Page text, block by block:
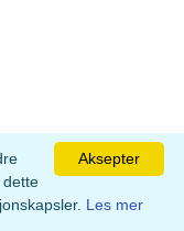
Aksepter
dette
Les mer